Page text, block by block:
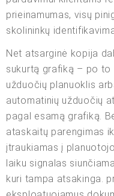
prieinamumas, visų
skolininkų
Net atsarginė kopija
sukurtą grafiką – po
užduočių planuoklis
automatinių užduočių
pagal esamą grafiką.
ataskaitų parengimas
įtraukiamas į
laiku signalas
kuri tampa atsakinga.